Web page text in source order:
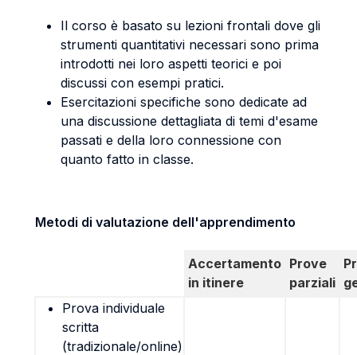
Il corso è basato su lezioni frontali dove gli
strumenti quantitativi necessari sono prima
introdotti nei loro aspetti teorici e poi
discussi con esempi pratici.
Esercitazioni specifiche sono dedicate ad
una discussione dettagliata di temi d'esame
passati e della loro connessione con
quanto fatto in classe.
Metodi di valutazione dell'apprendimento
Accertamento
in itinere
Prove
parziali
Prova individuale
scritta
(tradizionale/online)